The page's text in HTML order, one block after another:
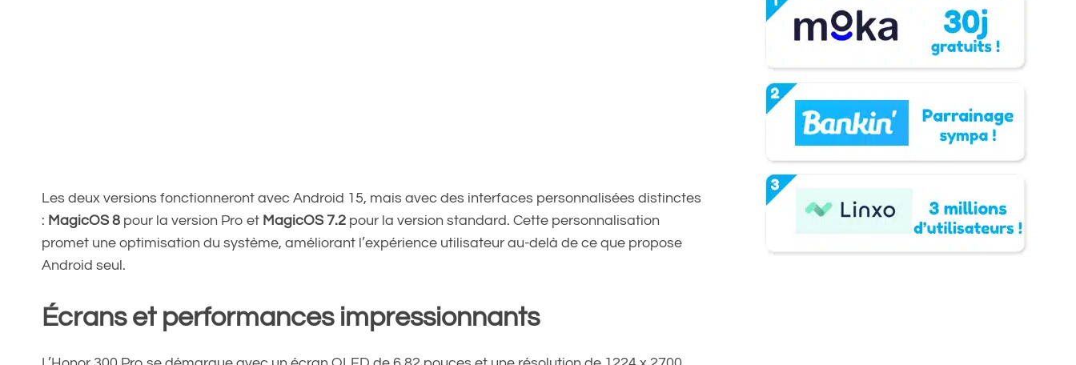
Les deux versions fonctionneront avec Android 15, mais avec des interfaces personnalisées distinctes
: MagicOS 8 pour la version Pro et MagicOS 7.2 pour la version standard. Cette personnalisation
promet une optimisation du système, améliorant l’expérience utilisateur au-delà de ce que propose
Android seul.
Écrans et performances impressionnants